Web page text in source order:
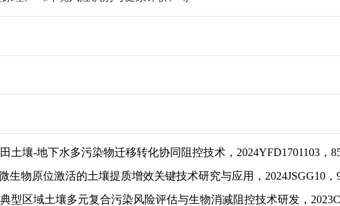
土壤-地下水多污染物迁移转化协同阻控技术 ， 2024YFD1701103 ，
生物原位激活的土壤提质增效关键技术研究与应用 ， 2024JSGG10 ，
典型区域土壤多元复合污染风险评估与生物消减阻控技术研发 ，